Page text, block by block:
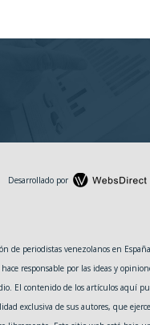
Desarrollado por
de periodistas venezolanos en
hace responsable por las ideas y
El contenido de los artículos aquí
exclusiva de sus autores, que